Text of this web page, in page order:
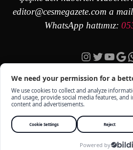
editor@cesmegazete.com a
WhatsApp hattımız:
Instagram
Twitter
ÇEŞME GAZETE - TÜM HAKKI